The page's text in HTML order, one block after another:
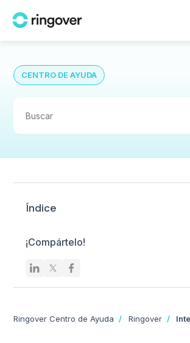
CENTRO DE AYUDA
Índice
¡Compártelo!
Ringover Centro de Ayuda Ringover